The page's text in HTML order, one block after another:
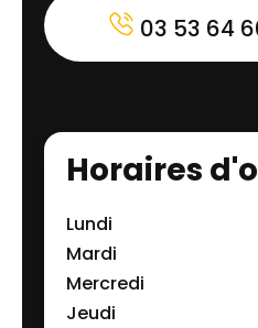
03 53 64
Horaires
Lundi
Mardi
Mercredi
Jeudi